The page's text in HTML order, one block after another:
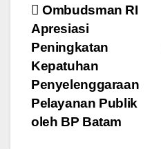
Navigasi
pos
Ombudsman RI
Apresiasi
Peningkatan
Kepatuhan
Penyelenggaraan
Pelayanan Publik
oleh BP Batam